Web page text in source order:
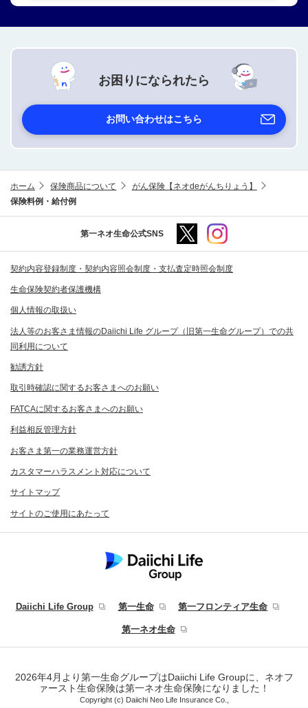
お困りになられたら
お問い合わせはこちら
ホーム 保険商品について
がん保険【ネオdeがんちりょう】
保険料例・給付例
第一ネオ生命公式SNS
契約内容登録制度・契約内容照会制度・支払査定時照会制度
生命保険契約者保護機構
個人情報の取扱い
法人等のお客さま情報のDaiichi Life グループ（旧第一生命グループ）での共
同利用について
勧誘方針
取引時確認に関するお客さまへのお願い
FATCAに関するお客さまへのお願い
利益相反管理方針
お客さま第一の業務運営方針
カスタマーハラスメント対応について
サイトマップ
サイトのご使用にあたって
Daiichi Life Group 第一生命 第一フロンティア生命
第一ネオ生命
2026年4月より第一生命グループはDaiichi Life Groupに、ネオフ
ァースト生命保険は第一ネオ生命保険になりました！
Copyright (c) Daiichi Neo Life Insurance Co.,